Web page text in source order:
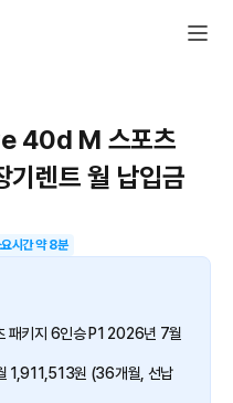
40d M 스포츠
기렌트 월 납입금
시간 약8분
키지 6인승 P1 2026년 7월
1,911,513원 (36개월, 선납